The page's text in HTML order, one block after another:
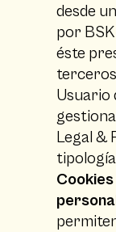
desde
por BSK
éste
terceros
Usuario
Legal &